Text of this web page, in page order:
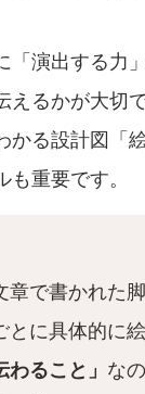
「演出する力
るかが大切
かる設計図「
重要です。
で書かれた
に具体的に絵
わること」 な